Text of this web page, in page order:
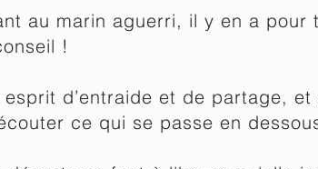
au marin aguerri, il y en a pour
!
esprit d’entraide et de partage,
ce qui se passe en